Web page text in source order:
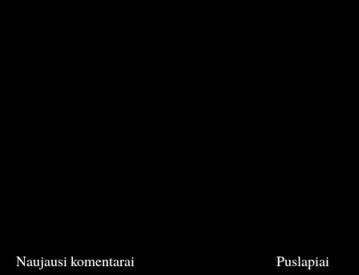
Naujausi komentarai Puslapiai